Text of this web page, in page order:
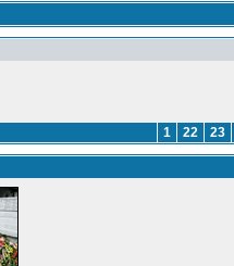
1 22 23